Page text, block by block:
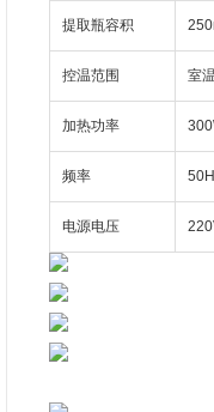
提取瓶容积
控温范围 室
加热功率
频率
电源电压